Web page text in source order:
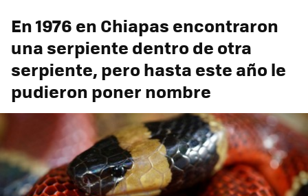
En 1976 en Chiapas encontraron
una serpiente dentro de otra
serpiente, pero hasta este año le
pudieron poner nombre